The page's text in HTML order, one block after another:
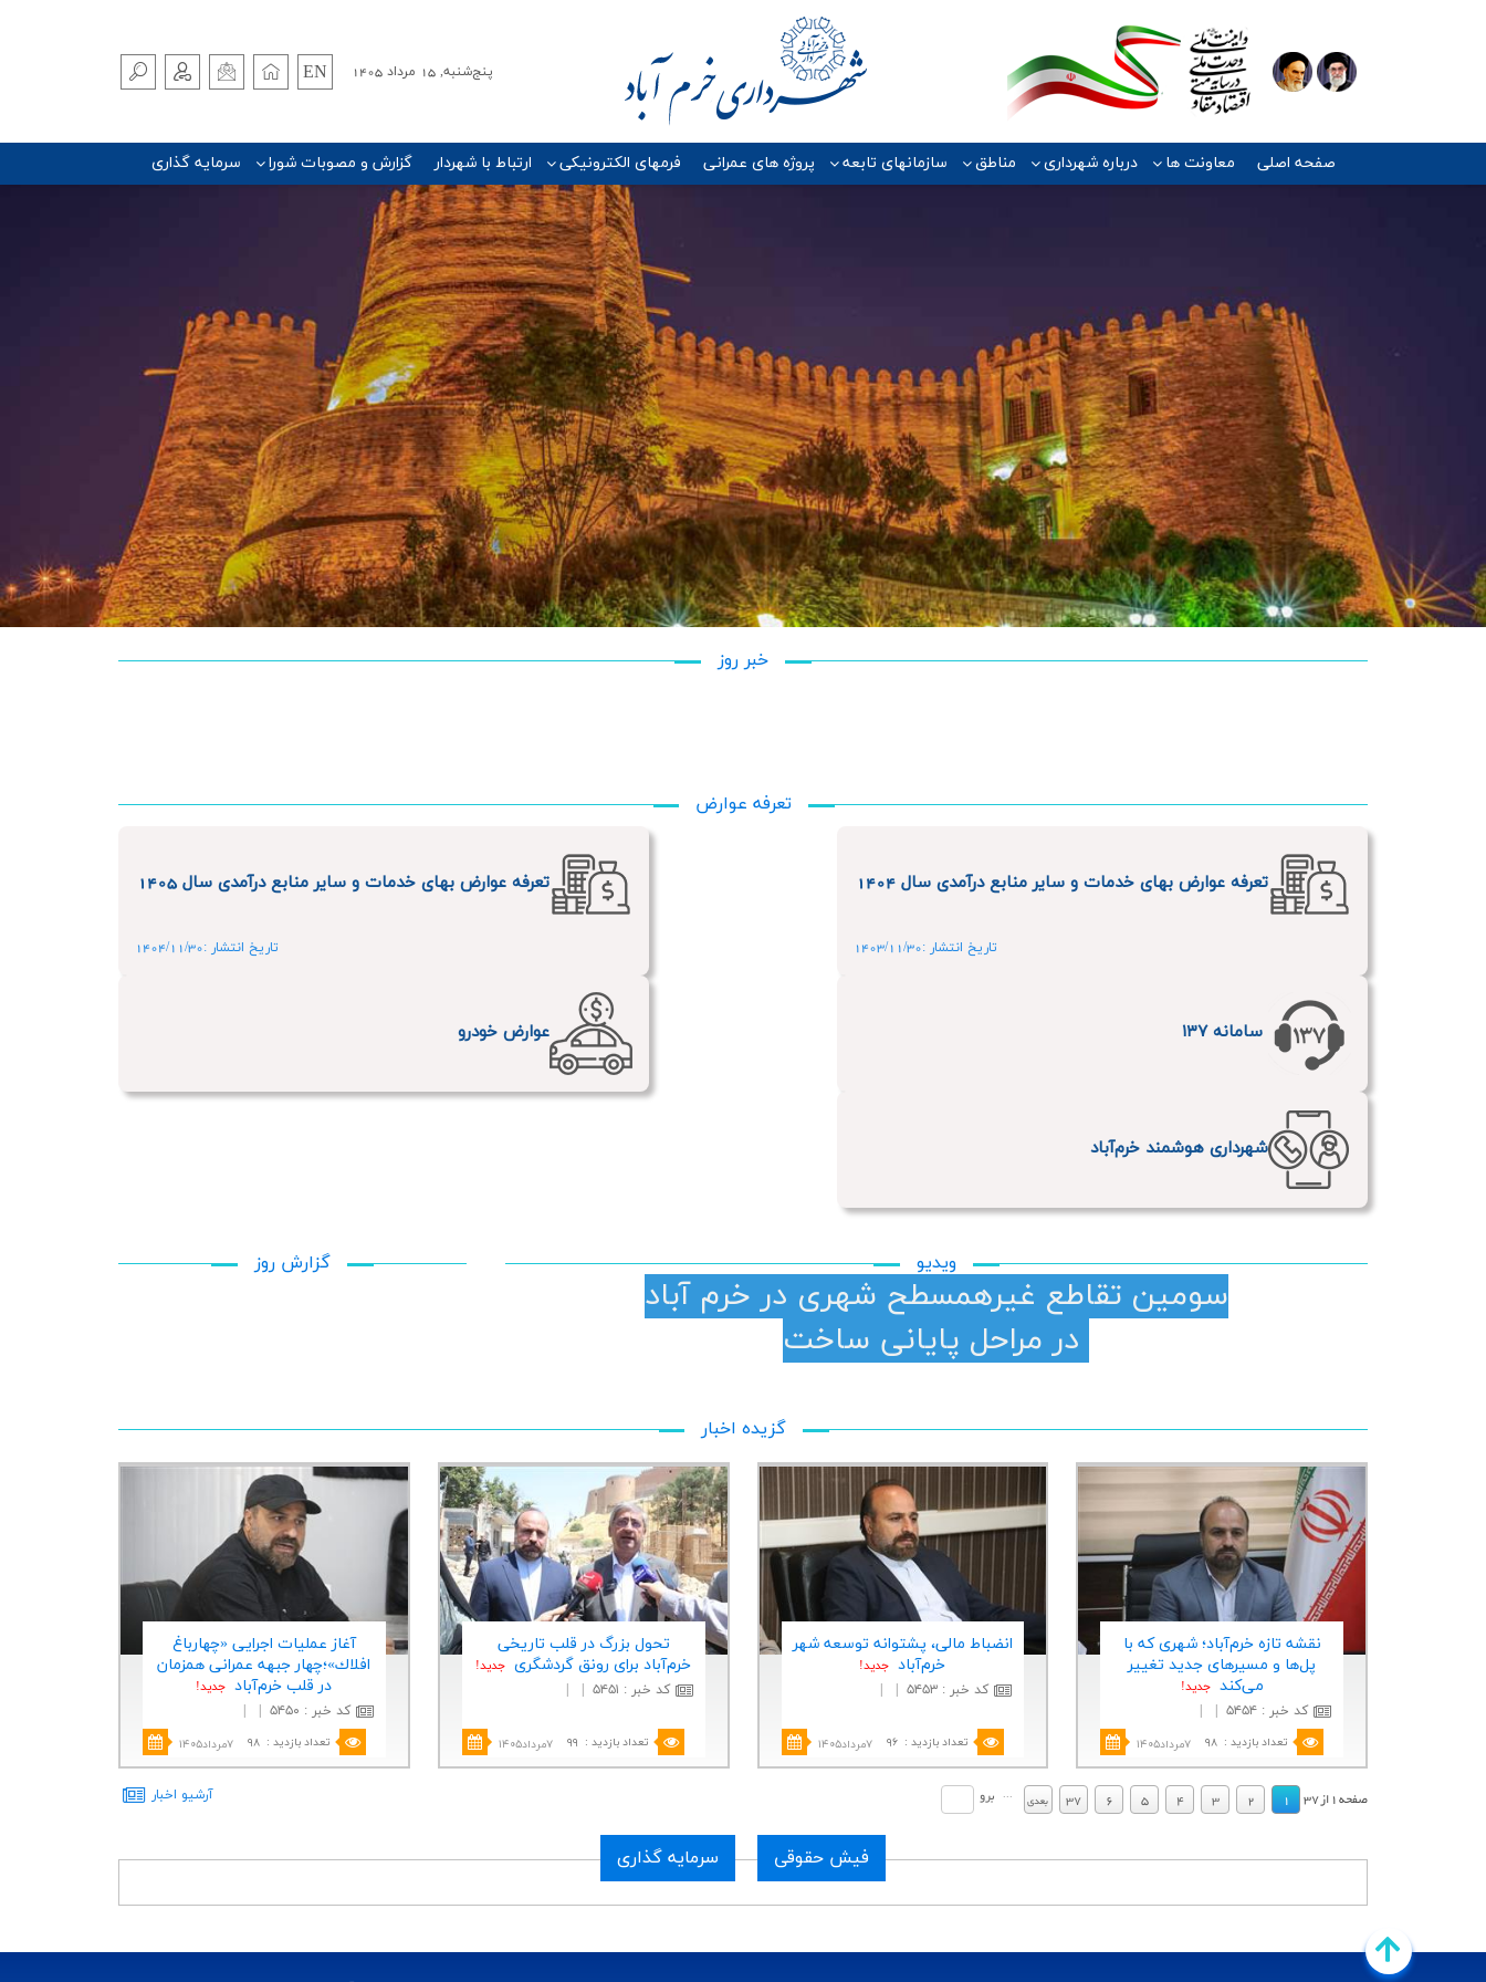
پنج‌شنبه, 15 مرداد 1405 EN
صفحه اصلی معاونت ها درباره شهرداری مناطق سازمانهای تابعه پروژه هاي عمراني فرمهای الکترونیکی ارتباط با شهردار گزارش و مصوبات شورا سرمایه گذاری
خبر روز
تعرفه عوارض
تعرفه عوارض بهای خدمات و سایر منابع درآمدی سال 1404
تاریخ انتشار :1403/11/30
تعرفه عوارض بهای خدمات و سایر منابع درآمدی سال 1405
تاریخ انتشار :1404/11/30
سامانه ۱۳۷ عوارض خودرو
شهرداری هوشمند خرم‌آباد
ویدیو
سومین تقاطع غیرهمسطح شهری در خرم آباد
گزارش روز
گزیده اخبار
۷مرداد۱۴۰۵ تعداد بازدید: ۹۸
نقشه تازه خرم‌آباد؛ شهری كه با
پل‌ها و مسیرهای جدید تغییر
می‌كند جديد!
کد خبر : ۵۴۵۴
۷مرداد۱۴۰۵ تعداد بازدید : ۹۶
انضباط مالی، پشتوانه توسعه شهر
خرم‌آباد جديد!
کد خبر : ۵۴۵۳
۷مرداد۱۴۰۵ تعداد بازدید : ۹۹
تحول بزرگ در قلب تاریخی
خرم‌آباد برای رونق گردشگری جديد!
کد خبر : ۵۴۵۱
۷مرداد۱۴۰۵ تعداد بازدید : ۹۸
آغاز عملیات اجرایی «چهارباغ
افلاك»؛چهار جبهه عمرانی همزمان
در قلب خرم‌آباد جديد!
کد خبر : ۵۴۵۰
صفحه 1 از 37
1
2
3
4
5
6
... 37 بعدي برو آرشيو اخبار
فیش حقوقی سرمایه گذاری